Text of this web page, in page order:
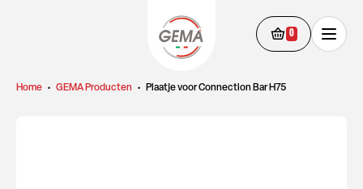
0
Home • GEMA Producten • Plaatje voor Connection Bar H75